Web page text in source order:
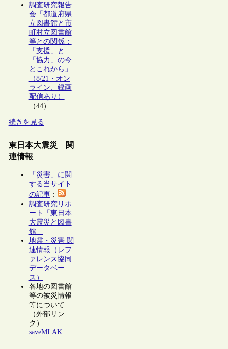
調査研究報告
会「都道府県
立図書館と市
町村立図書館
等との関係：
「支援」と
「協力」の今
とこれから」
（8/21・オン
ライン、録画
配信あり）
（44）
続きを見る
東日本大震災 関
連情報
「災害」に関
する当サイト
の記事：
調査研究リポ
ート「東日本
大震災と図書
館」
地震・災害 関
連情報（レフ
ァレンス協同
データベー
ス）
各地の図書館
等の被災情報
等について
（外部リン
ク）
saveMLAK